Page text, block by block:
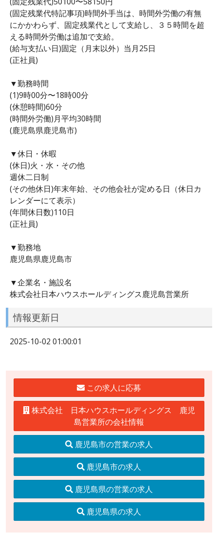
(固定残業代特記事項)時間外手当は、時間外労働の有無
にかかわらず、固定残業代として支給し、３５時間を超
える時間外労働は追加で支給。
(給与支払い日)固定（月末以外）当月25日
(正社員)
▼勤務時間
(1)9時00分〜18時00分
(休憩時間)60分
(時間外労働)月平均30時間
(鹿児島県鹿児島市)
▼休日・休暇
(休日)火・水・その他
週休二日制
(その他休日)年末年始、その他会社が定める日（休日カ
レンダーにて表示）
(年間休日数)110日
(正社員)
▼勤務地
鹿児島県鹿児島市
▼企業名・施設名
株式会社日本ハウスホールディングス鹿児島営業所
情報更新日
2025-10-02 01:00:01
この求人に応募
株式会社 日本ハウスホールディングス 鹿児
島営業所の会社情報
鹿児島市の営業の求人
鹿児島市の求人
鹿児島県の営業の求人
鹿児島県の求人